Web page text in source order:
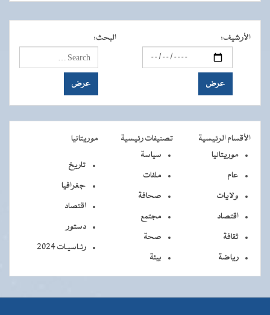
الأرشيف: البحث:
الأقسام الرئيسية تصنيفات رئيسية
موريتانيا
موريتانيا
عام
ولايات
اقتصاد
ثقافة
رياضة
سياسة
ملفات
صحافة
مجتمع
صحة
بيئة
تاريخ
جغرافيا
اقتصاد
دستور
رئـاسيـات 2024